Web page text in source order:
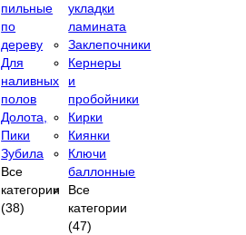
пильные
по
дереву
Для
наливных
полов
Долота,
Пики
Зубила
Все
категории
(38)
укладки
ламината
Заклепочники
Кернеры
и
пробойники
Кирки
Киянки
Ключи
баллонные
Все
категории
(47)